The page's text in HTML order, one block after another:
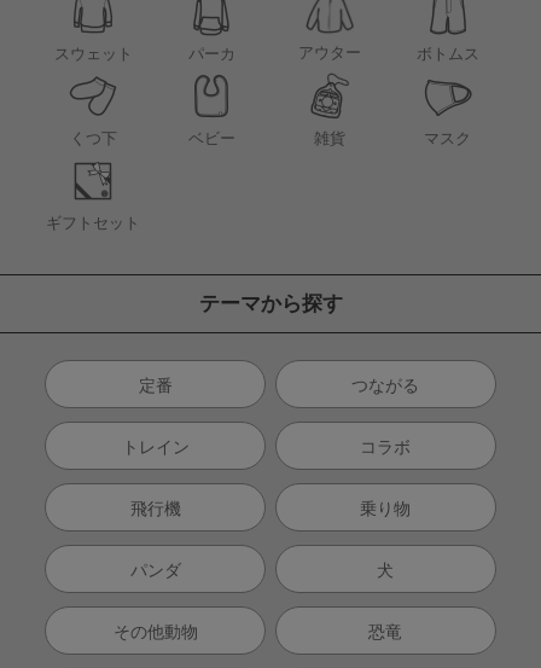
スウェット パーカ アウター ボトムス
くつ下 ベビー 雑貨 マスク
ギフトセット
テーマから探す
定番 つながる
トレイン コラボ
飛行機 乗り物
パンダ 犬
その他動物 恐竜